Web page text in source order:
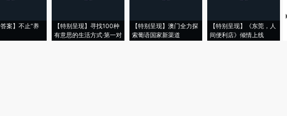
答案】不止“养
【特别呈现】寻找100种
有意思的生活方式·第一对
【特别呈现】澳门全力探
索葡语国家新渠道
【特别呈现】《东莞，人
间便利店》倾情上线